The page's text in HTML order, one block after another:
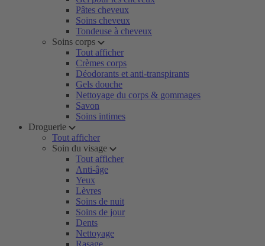
Pâtes cheveux
Soins cheveux
Tondeuse à cheveux
Soins corps
Tout afficher
Crèmes corps
Déodorants et anti-transpirants
Gels douche
Nettoyage du corps & gommages
Savon
Soins intimes
Droguerie
Tout afficher
Soin du visage
Tout afficher
Anti-âge
Yeux
Lèvres
Soins de nuit
Soins de jour
Dents
Nettoyage
Rasage